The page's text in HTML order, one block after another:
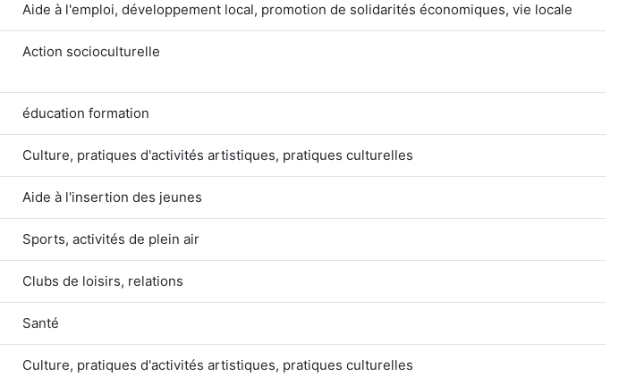
Aide à l'emploi, développement local, promotion de solidarités économiques, vie locale
Action socioculturelle
éducation formation
Culture, pratiques d'activités artistiques, pratiques culturelles
Aide à l'insertion des jeunes
Sports, activités de plein air
Clubs de loisirs, relations
Santé
Culture, pratiques d'activités artistiques, pratiques culturelles